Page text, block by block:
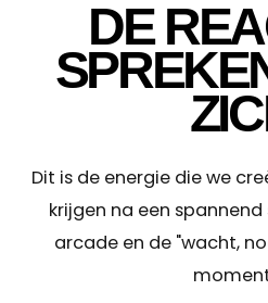
DE
Dit is de energie die we
krijgen na een
arcade en de "wacht,